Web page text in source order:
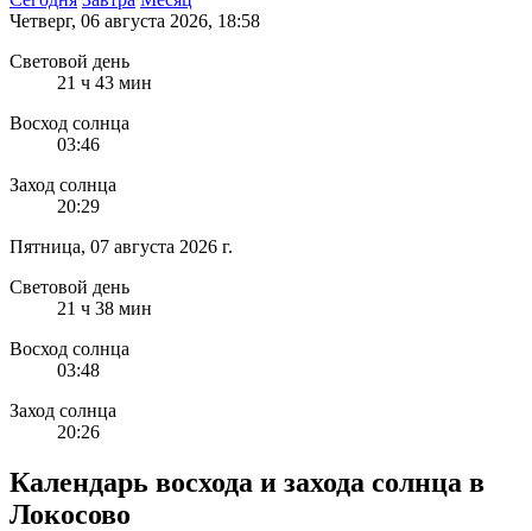
Четверг, 06 августа 2026, 18:58
Световой день
21 ч 43 мин
Восход солнца
03:46
Заход солнца
20:29
Пятница, 07 августа 2026 г.
Световой день
21 ч 38 мин
Восход солнца
03:48
Заход солнца
20:26
Календарь восхода и захода солнца в
Локосово